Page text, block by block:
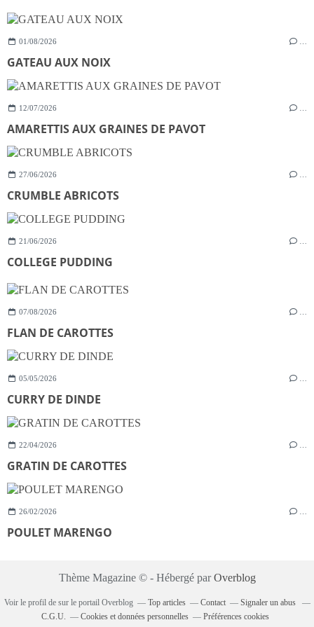
01/08/2026
GATEAU AUX NOIX
12/07/2026
AMARETTIS AUX GRAINES DE PAVOT
27/06/2026
CRUMBLE ABRICOTS
21/06/2026
COLLEGE PUDDING
07/08/2026
FLAN DE CAROTTES
05/05/2026
CURRY DE DINDE
22/04/2026
GRATIN DE CAROTTES
26/02/2026
POULET MARENGO
Thème Magazine © - Hébergé parOverblog
Voir le profil de sur le portail Overblog Top articles Contact
Signaler un abus
C.G.U.
Cookies et données personnelles Préférences cookies